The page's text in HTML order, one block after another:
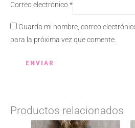
Correo electrónico*
Guarda mi nombre, correo
para la próxima vez que comente.
Productos relacionados